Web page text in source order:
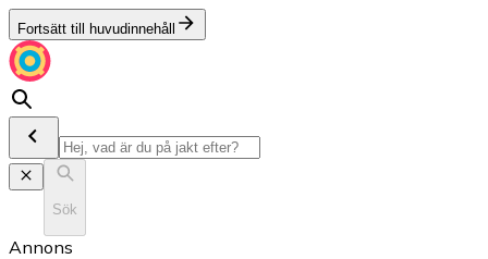
Fortsätt till huvudinnehåll
Sök
Annons